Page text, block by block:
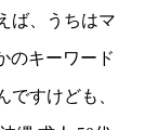
ば、うちはマ
のキーワード
すけども、